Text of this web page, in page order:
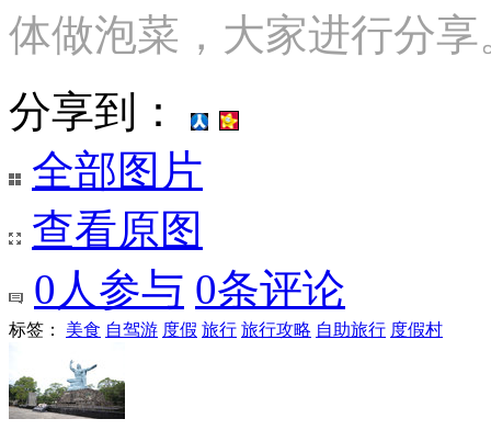
体做泡菜，大家进行分享
分享到：
全部图片
查看原图
0 人参与 0条评论
标签： 美食 自驾游 度假 旅行 旅行攻略 自助旅行 度假村